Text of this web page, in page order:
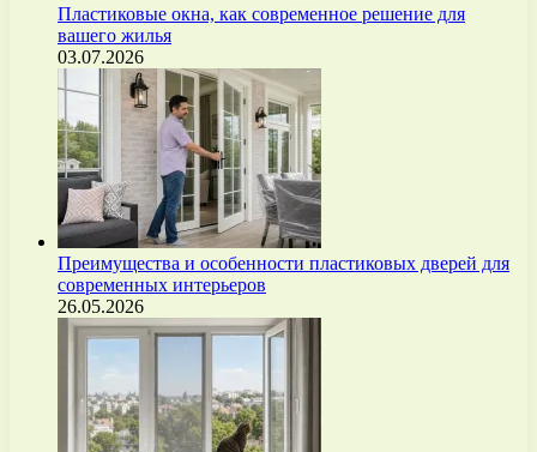
Пластиковые окна, как современное решение для
вашего жилья
03.07.2026
Преимущества и особенности пластиковых дверей для
современных интерьеров
26.05.2026